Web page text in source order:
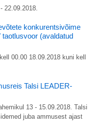
22.09.2018.
konkurentsivõime
(avaldatud
00.00 18.09.2018 kuni kell
Talsi LEADER-
13 - 15.09.2018. Talsi
juba ammusest ajast